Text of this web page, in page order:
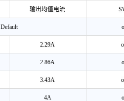
输出均值电流
Default
2.29A
2.86A
3.43A
4A